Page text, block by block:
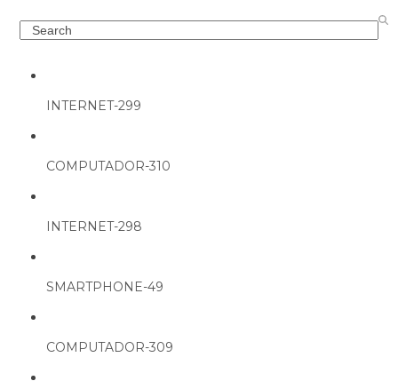
Search
INTERNET-299
COMPUTADOR-310
INTERNET-298
SMARTPHONE-49
COMPUTADOR-309